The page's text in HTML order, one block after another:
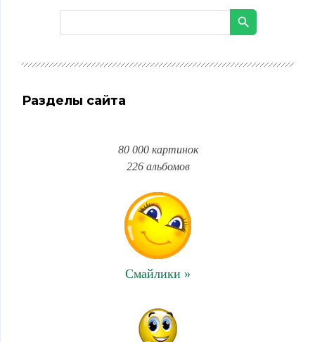
Разделы сайта
80 000 картинок
226 альбомов
Смайлики »